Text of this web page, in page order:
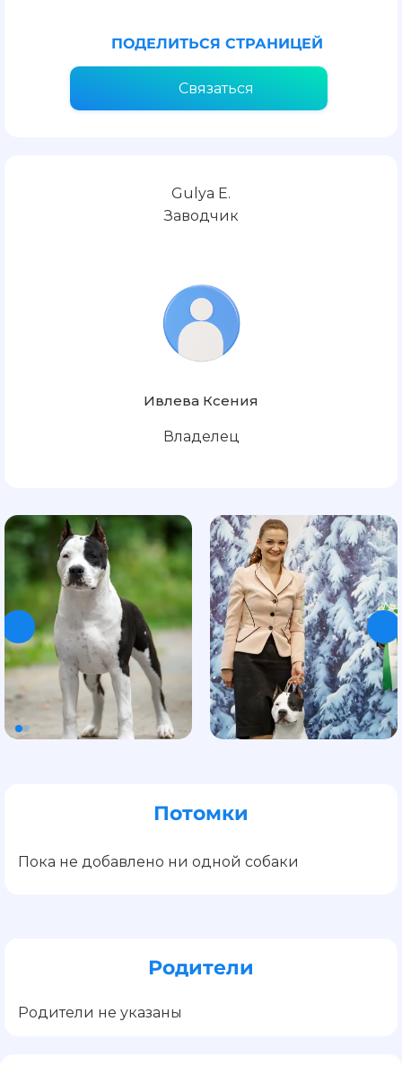
ПОДЕЛИТЬСЯ СТРАНИЦЕЙ
Связаться
Gulya E.
Заводчик
Ивлева Ксения
Владелец
Потомки
Пока не добавлено ни одной собаки
Родители
Родители не указаны